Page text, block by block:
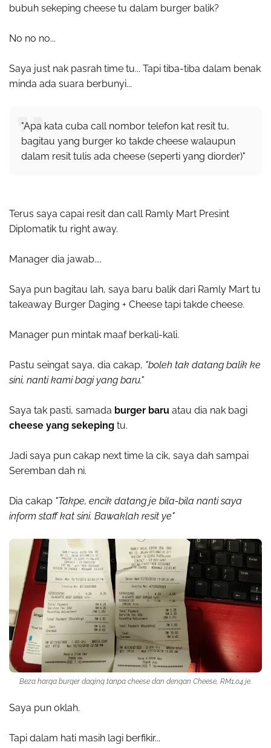
bubuh sekeping cheese tu dalam burger balik?
No no no...
Saya just nak pasrah time tu... Tapi tiba-tiba dalam benak
minda ada suara berbunyi...
"Apa kata cuba call nombor telefon kat resit tu,
bagitau yang burger ko takde cheese walaupun
dalam resit tulis ada cheese (seperti yang diorder)"
Terus saya capai resit dan call Ramly Mart Presint
Diplomatik tu right away.
Manager dia jawab....
Saya pun bagitau lah, saya baru balik dari Ramly Mart tu
takeaway Burger Daging + Cheese tapi takde cheese.
Manager pun mintak maaf berkali-kali.
Pastu seingat saya, dia cakap, "boleh tak datang balik ke
sini, nanti kami bagi yang baru."
Saya tak pasti, samada burger baru atau dia nak bagi
cheese yang sekeping tu.
Jadi saya pun cakap next time la cik, saya dah sampai
Seremban dah ni.
Dia cakap "Takpe, encik datang je bila-bila nanti saya
inform staff kat sini. Bawaklah resit ye"
Beza harga burger daging tanpa cheese dan dengan Cheese, RM1.04 je.
Saya pun oklah.
Tapi dalam hati masih lagi berfikir...